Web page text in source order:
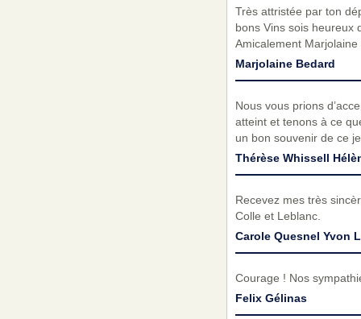
Très attristée par ton
bons Vins sois heureux
Amicalement Marjolaine
Marjolaine Bedard
Nous vous prions
atteint et tenons à ce
un bon souvenir de ce
Thérèse Whissell
Recevez mes très
Colle et Leblanc.
Carole Quesnel Yvon
Courage ! Nos
Felix Gélinas